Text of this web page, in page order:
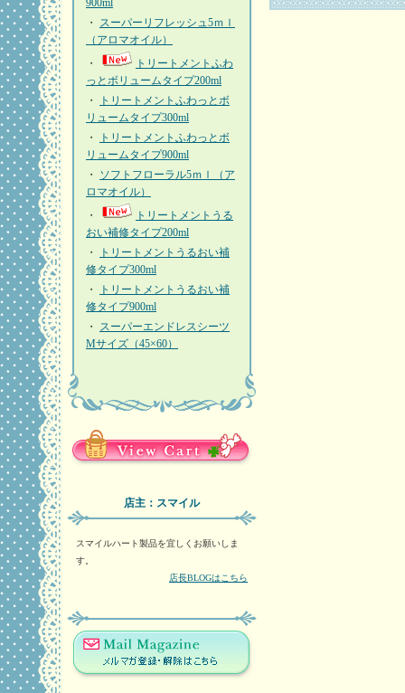
900ml
・ スーパーリフレッシュ5ｍｌ
（アロマオイル）
・
トリートメントふわ
っとボリュームタイプ200ml
・
トリートメントふわっとボ
リュームタイプ300ml
・
トリートメントふわっとボ
リュームタイプ900ml
・ ソフトフローラル5ｍｌ（ア
ロマオイル）
・
トリートメントうる
おい補修タイプ200ml
・
トリートメントうるおい補
修タイプ300ml
・
トリートメントうるおい補
修タイプ900ml
・ スーパーエンドレスシーツ
Mサイズ（45×60）
店主：スマイル
スマイルハート製品を宜しくお願いしま
す。
店長BLOGはこちら